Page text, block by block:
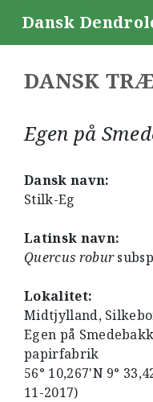
Dansk
DANSK
Egen på
Dansk navn:
Stilk-Eg
Latinsk navn:
Quercus robur
Lokalitet:
Midtjylland,
Egen på
papirfabrik
56° 10,267'N 9°
11-2017)